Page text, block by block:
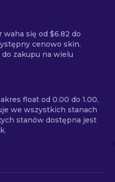
waha się od $6.82 do
cenowo skin.
zakupu na wielu
float od 0.00 do 1.00,
we wszystkich stanach
stanów dostępna jest